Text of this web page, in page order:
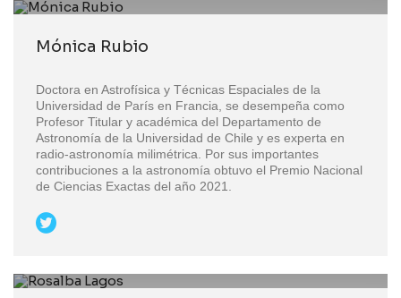
Mónica Rubio
Doctora en Astrofísica y Técnicas Espaciales de la
Universidad de París en Francia, se desempeña como
Profesor Titular y académica del Departamento de
Astronomía de la Universidad de Chile y es experta en
radio-astronomía milimétrica. Por sus importantes
contribuciones a la astronomía obtuvo el Premio Nacional
de Ciencias Exactas del año 2021.